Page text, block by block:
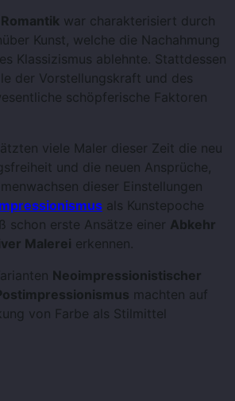
Romantik war charakterisiert durch
Kunst, welche die Nachahmung
Klassizismus ablehnte. Stattdessen
der Vorstellungskraft und des
schöpferische Faktoren
viele Maler dieser Zeit die neu
und die neuen Ansprüche,
dieser Einstellungen
als Kunstepoche
schon erste Ansätze einer Abkehr
Malerei erkennen.
Neoimpressionistischer
machten auf
von Farbe als Stilmittel